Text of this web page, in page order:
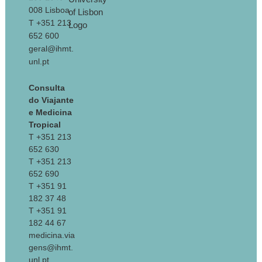
008 Lisboa
T +351 213
652 600
geral@ihmt.
unl.pt
Consulta
do Viajante
e Medicina
Tropical
T +351 213
652 630
T +351 213
652 690
T +351 91
182 37 48
T +351 91
182 44 67
medicina.via
gens@ihmt.
unl.pt